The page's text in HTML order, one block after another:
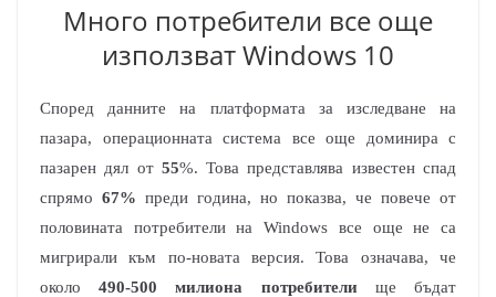
Много потребители все още
използват Windows 10
Според данните на платформата за изследване на
пазара, операционната система все още доминира с
пазарен дял от 55%. Това представлява известен спад
спрямо 67% преди година, но показва, че повече от
половината потребители на Windows все още не са
мигрирали към по-новата версия. Това означава, че
около490-500 милиона потребители ще бъдат